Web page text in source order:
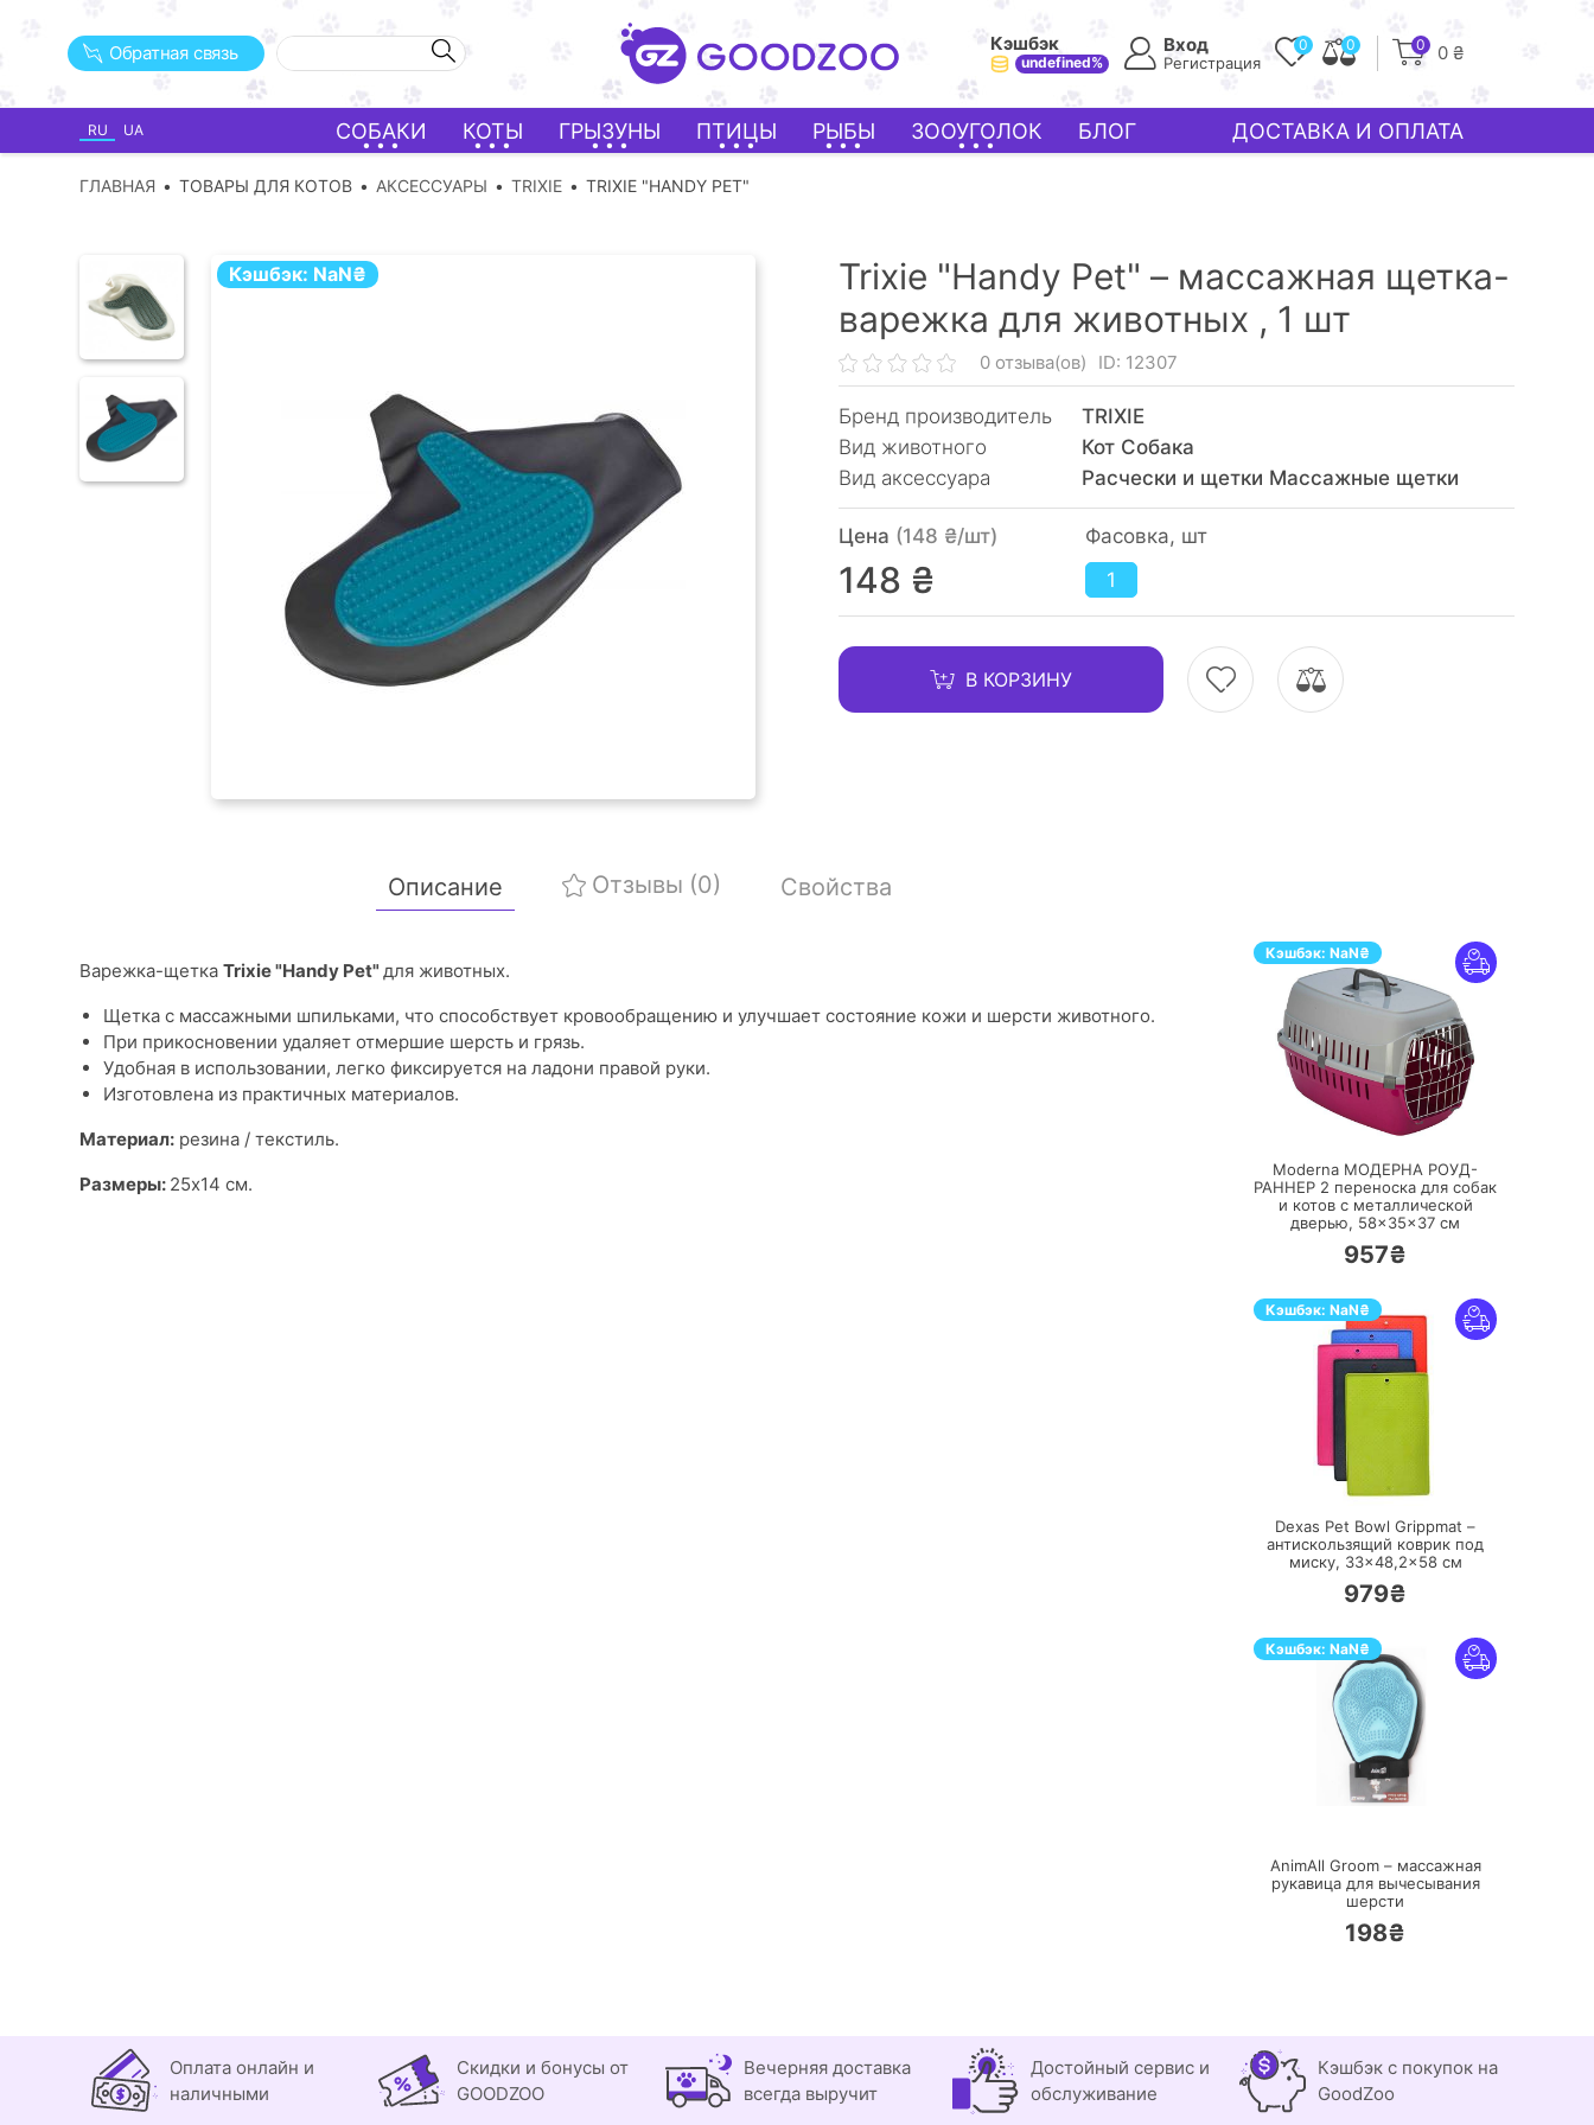
Обратная связь Кэшбэк
undefined%
Вход
Регистрация
0 0 0 0 ₴
RU UA СОБАКИ КОТЫ ГРЫЗУНЫ ПТИЦЫ РЫБЫ ЗООУГОЛОК БЛОГ ДОСТАВКА И ОПЛАТА
ГЛАВНАЯ ТОВАРЫ ДЛЯ КОТОВ АКСЕССУАРЫ TRIXIE TRIXIE "HANDY PET"
Кэшбэк: NaN₴
Trixie "Handy Pet" – массажная щетка-
варежка для животных , 1 шт
0 отзыва(ов) ID: 12307
Бренд производитель
TRIXIE
Вид животного
Кот Собака
Вид аксессуара
Расчески и щетки Массажные щетки
Цена (148 ₴/шт)
148 ₴
Фасовка, шт
1
В КОРЗИНУ
Описание Отзывы (0) Свойства
Варежка-щетка Trixiе "Hаndy Pet" для животных.
Щетка с массажными шпильками, что способствует кровообращению и улучшает состояние кожи и шерсти животного.
При прикосновении удаляет отмершие шерсть и грязь.
Удобная в использовании, легко фиксируется на ладони правой руки.
Изготовлена из практичных материалов.
Материал: резина / текстиль.
Размеры: 25х14 см.
Кэшбэк: NaN₴
ПЕРЕЙТИ
Moderna МОДЕРНА РОУД-
РАННЕР 2 переноска для собак
и котов с металлической
дверью, 58×35×37 см
957₴
Кэшбэк: NaN₴
ПЕРЕЙТИ
Dexas Pet Bowl Grippmat –
антискользящий коврик под
миску, 33×48,2×58 см
979₴
Кэшбэк: NaN₴
AnimAll Groom – массажная
рукавица для вычесывания
шерсти
198₴
Оплата онлайн и
наличными
Скидки и бонусы от
GOODZOO
Вечерняя доставка
всегда выручит
Достойный сервис и
обслуживание
Кэшбэк с покупок на
GoodZoo